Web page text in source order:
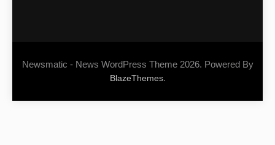
Newsmatic - News WordPress Theme 2026. Powered By
BlazeThemes.